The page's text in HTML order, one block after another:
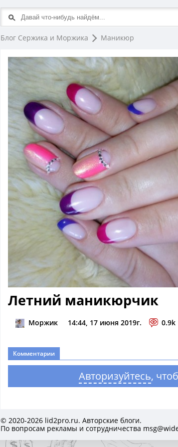
Блог Сержика и Моржика Маникюр
Летний маникюрчик
Моржик 14:44, 17 июня 2019г. 0.9k
Комментарии
Авторизуйтесь,
© 2020-2026 lid2pro.ru. Авторские блоги.
По вопросам рекламы и сотрудничества